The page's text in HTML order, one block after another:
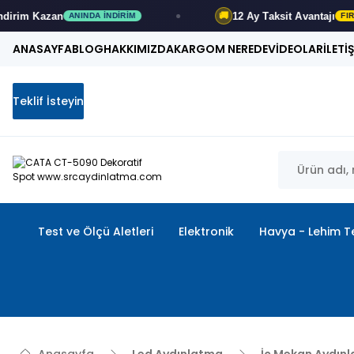
İNDIRIM 🚚 Taksit Avantajı FIRSATI KAÇIRMA
ANASAYFABLOGHAKKIMIZDAKARGOM NEREDEVİDEOLAR
Teklif İsteyin
Test ve Ölçü Aletleri Elektronik Havya - Lehim